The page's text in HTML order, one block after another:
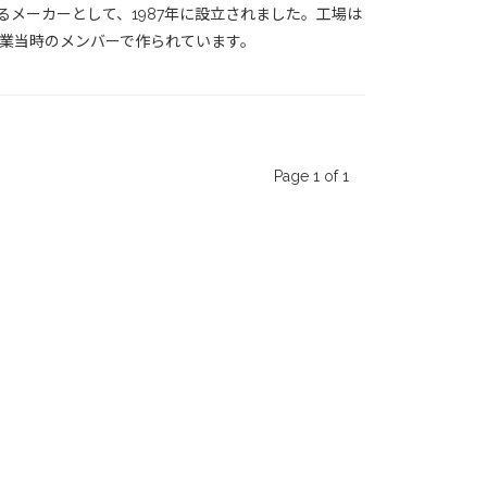
メーカーとして、1987年に設立されました。工場は
時のメンバーで作られています。
Page 1 of 1